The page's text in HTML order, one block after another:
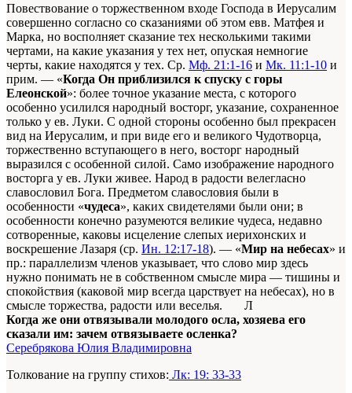
Повествование о торжественном входе Господа в Иерусалим
совершенно согласно со сказаниями об этом евв. Матфея и
Марка, но восполняет сказание тех несколькими такими
чертами, на какие указания у тех нет, опуская немногие
черты, какие находятся у тех. Ср. Мф. 21:1-16 и Мк. 11:1-10 и
прим. — «Когда Он приблизился к спуску с горы
Елеонской»: более точное указание места, с которого
особенно усилился народный восторг, указание, сохраненное
только у ев. Луки. С одной стороны особенно был прекрасен
вид на Иерусалим, и при виде его и великого Чудотворца,
торжественно вступающего в него, восторг народный
выразился с особенной силой. Само изображение народного
восторга у ев. Луки живее. Народ в радости велегласно
славословил Бога. Предметом славословия были в
особенности «чудеса», каких свидетелями были они; в
особенности конечно разумеются великие чудеса, недавно
сотворенные, каковы исцеление слепых иерихонских и
воскрешение Лазаря (ср. Ин. 12:17-18). — «Мир на небесах» и
пр.: параллелизм членов указывает, что слово мир здесь
нужно понимать не в собственном смысле мира — тишины и
спокойствия (каковой мир всегда царствует на небесах), но в
смысле торжества, радости или веселья. Л
Когда же они отвязывали молодого осла, хозяева его
сказали им: зачем отвязываете осленка?
Серебрякова Юлия Владимировна
Толкование на группу стихов: Лк: 19: 33-33